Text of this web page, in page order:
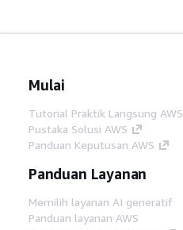
Mulai
Tutorial Praktik Langsung AWS
Pustaka Solusi AWS
Panduan Keputusan AWS
Panduan Layanan
Memilih layanan AI generatif
Panduan layanan AWS